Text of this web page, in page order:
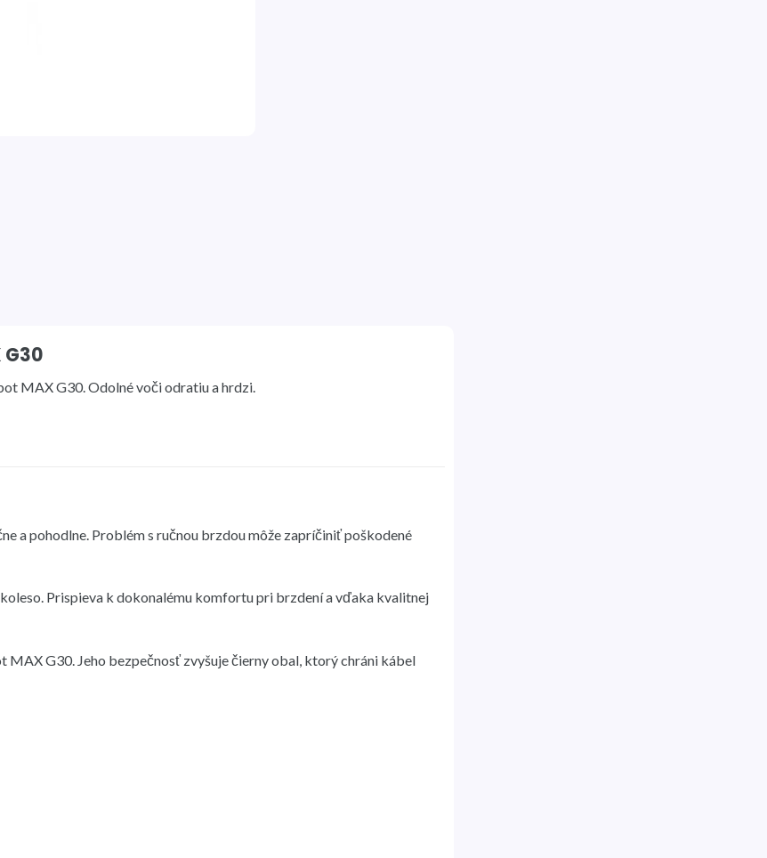
MAX G30. Odolné voči odratiu a hrdzi.
a pohodlne. Problém s ručnou brzdou môže zapríčiniť poškodené
Prispieva k dokonalému komfortu pri brzdení a vďaka kvalitnej
MAX G30. Jeho bezpečnosť zvyšuje čierny obal, ktorý chráni kábel